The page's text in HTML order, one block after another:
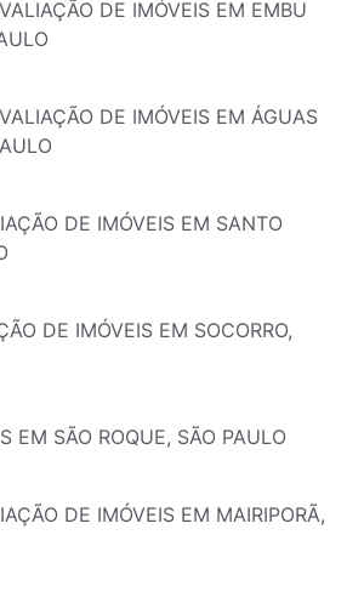
DE IMÓVEIS EM EMBU
DE IMÓVEIS EM ÁGUAS
DE IMÓVEIS EM SANTO
DE IMÓVEIS EM SOCORRO,
EM SÃO ROQUE, SÃO PAULO
DE IMÓVEIS EM MAIRIPORÃ,